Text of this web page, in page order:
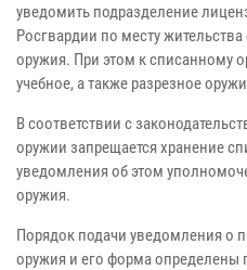
уведомить подразделение
Росгвардии по месту
оружия. При этом к списанному
учебное, а также разрезное
В соответствии с
оружии запрещается хранение
уведомления об этом
оружия.
Порядок подачи уведомления о
оружия и его форма определены